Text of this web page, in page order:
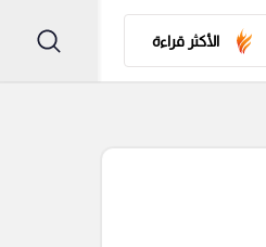
الأكثر قراءة